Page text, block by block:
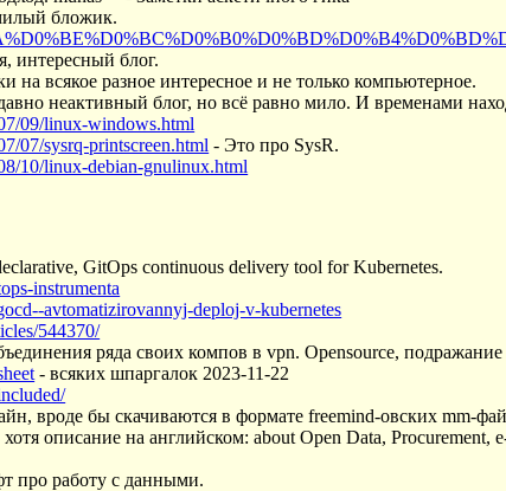
бложик.
интересный блог.
на всякое разное интересное и не только компьютерное.
неактивный блог, но всё равно мило. И временами
09/linux-windows.html
07/sysrq-printscreen.html - Это про SysR.
10/linux-debian-gnulinux.html
GitOps continuous delivery tool for Kubernetes.
instrumenta
avtomatizirovannyj-deploj-v-kubernetes
544370/
ряда своих компов в vpn. Opensource,
- всяких шпаргалок 2023-11-22
вроде бы скачиваются в формате freemind-овских mm-
описание на английском: about Open Data,
про работу с данными.